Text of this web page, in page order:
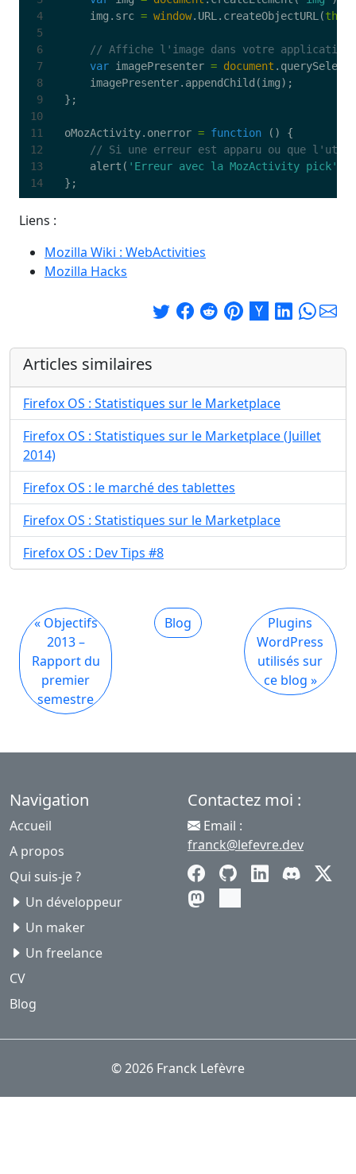
4
6
7
8
9
10
14
img . src = window. URL . createObjectURL (this
var imagePresenter = document .
imagePresenter. appendChild (img);
};
oMozActivity. onerror = function () {
alert ( 'Erreur avec la MozActivity pick'
};
Liens :
Mozilla Wiki : WebActivities
Mozilla Hacks
Articles similaires
Firefox OS : Statistiques sur le Marketplace
Firefox OS : Statistiques sur le Marketplace (Juillet
2014)
Firefox OS : le marché des tablettes
Firefox OS : Statistiques sur le Marketplace
Firefox OS : Dev Tips #8
« Objectifs
2013 –
Rapport du
premier
semestre
Blog
Plugins
WordPress
utilisés sur
ce blog »
Navigation
Accueil
A propos
Qui suis-je ?
Un développeur
Un maker
Un freelance
CV
Blog
Contactez moi :
Email :
franck@lefevre.dev
© 2026 Franck Lefèvre